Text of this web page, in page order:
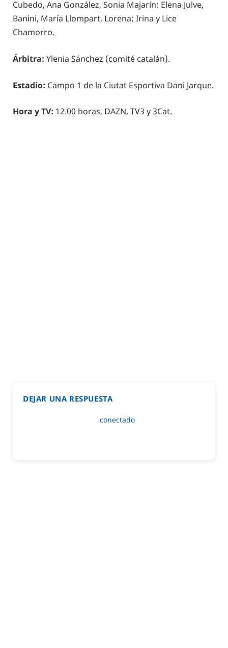
Cubedo, Ana González, Sonia Majarín; Elena Julve,
Banini, María Llompart, Lorena; Irina y Lice
Chamorro.
Árbitra: Ylenia Sánchez (comité catalán).
Estadio: Campo 1 de la Ciutat Esportiva Dani Jarque.
Hora y TV: 12.00 horas, DAZN, TV3 y 3Cat.
DEJAR UNA RESPUESTA
conectado